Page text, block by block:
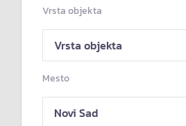
Vrsta objekta
Mesto